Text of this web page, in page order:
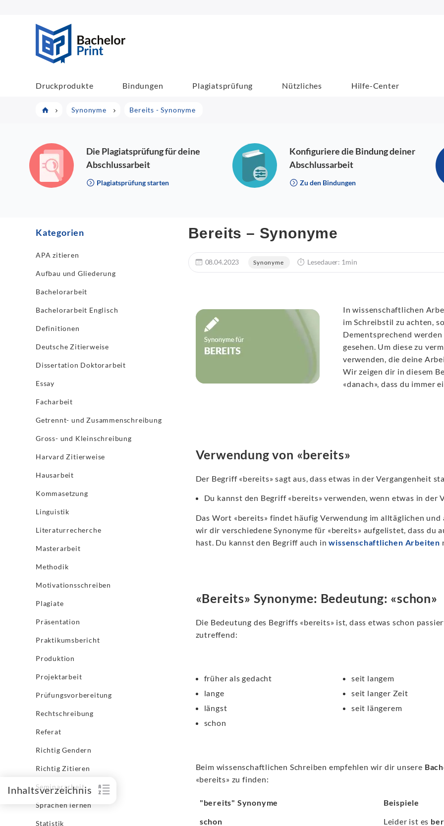
Druckprodukte Bindungen Plagiatsprüfung Nützliches Hilfe-Center
Synonyme Bereits - Synonyme
Die Plagiatsprüfung für deine
Abschlussarbeit
Plagiatsprüfung starten
Konfiguriere die Bindung deiner
Abschlussarbeit
Zu den Bindungen
Kategorien
APA zitieren
Aufbau und Gliederung
Bachelorarbeit
Bachelorarbeit Englisch
Definitionen
Deutsche Zitierweise
Dissertation Doktorarbeit
Essay
Facharbeit
Getrennt- und Zusammenschreibung
Gross- und Kleinschreibung
Harvard Zitierweise
Hausarbeit
Kommasetzung
Linguistik
Literaturrecherche
Masterarbeit
Methodik
Motivationsschreiben
Plagiate
Präsentation
Praktikumsbericht
Produktion
Projektarbeit
Prüfungsvorbereitung
Rechtschreibung
Referat
Richtig Gendern
Richtig Zitieren
Seminararbeit
Sprachen lernen
Statistik
Bereits – Synonyme
08.04.2023 Synonyme Lesedauer: 1min
Inhaltsverzeichnis
In wissenschaftlichen
im Schreibstil zu achten,
Dementsprechend
gesehen. Um diese zu
verwenden, die deine
Wir zeigen dir in diesem
«danach», dass du immer
Verwendung von «bereits»
Der Begriff «bereits» sagt aus, dass etwas in der Vergangenheit
Du kannst den Begriff «bereits» verwenden, wenn etwas in der
Das Wort «bereits» findet häufig Verwendung im alltäglichen und
wir dir verschiedene Synonyme für «bereits» aufgelistet, dass du
hast. Du kannst den Begriff auch inwissenschaftlichen Arbeiten
«Bereits» Synonyme: Bedeutung: «schon»
Die Bedeutung des Begriffs «bereits» ist, dass etwas schon
zutreffend:
früher als gedacht
lange
längst
schon
seit langem
seit langer Zeit
seit längerem
Beim wissenschaftlichen Schreiben empfehlen wir dir unsere
«bereits» zu finden:
"bereits" Synonyme
Beispiele
schon
Leider ist es